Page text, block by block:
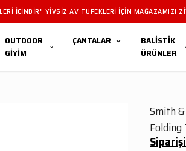
IÇINDIR" YIVSIZ AV TÜFEKLERI IÇIN MAĞAZAMIZI
OUTDOOR
GİYİM
ÇANTALAR
BALİSTİK
ÜRÜNLER
Smith
Folding